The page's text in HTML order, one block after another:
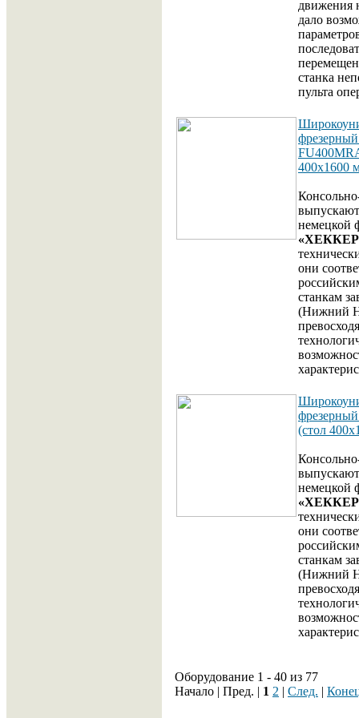
движения
дало
станка
пульта
400x1600
немецкой
они
станкам
(Нижний
(стол
немецкой
они
станкам
(Нижний
Оборудование 1 - 40 из 77
Начало | Пред. | 1 2 | След. |